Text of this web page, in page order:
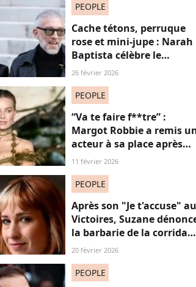
PEOPLE
Cache tétons, perruque
rose et mini-jupe : Narah
Baptista célèbre le
carnaval de Rio avec son
de 30 ans son aîné
26 février 2026
PEOPLE
“Va te faire f**tre” :
Margot Robbie a remis
acteur à sa place après
qu’il lui a conseillé de
11 février 2026
PEOPLE
Après son "Je t'accuse"
Victoires, Suzane
la barbarie de la corrida
avec cette reprise iconique
20 février 2026
PEOPLE